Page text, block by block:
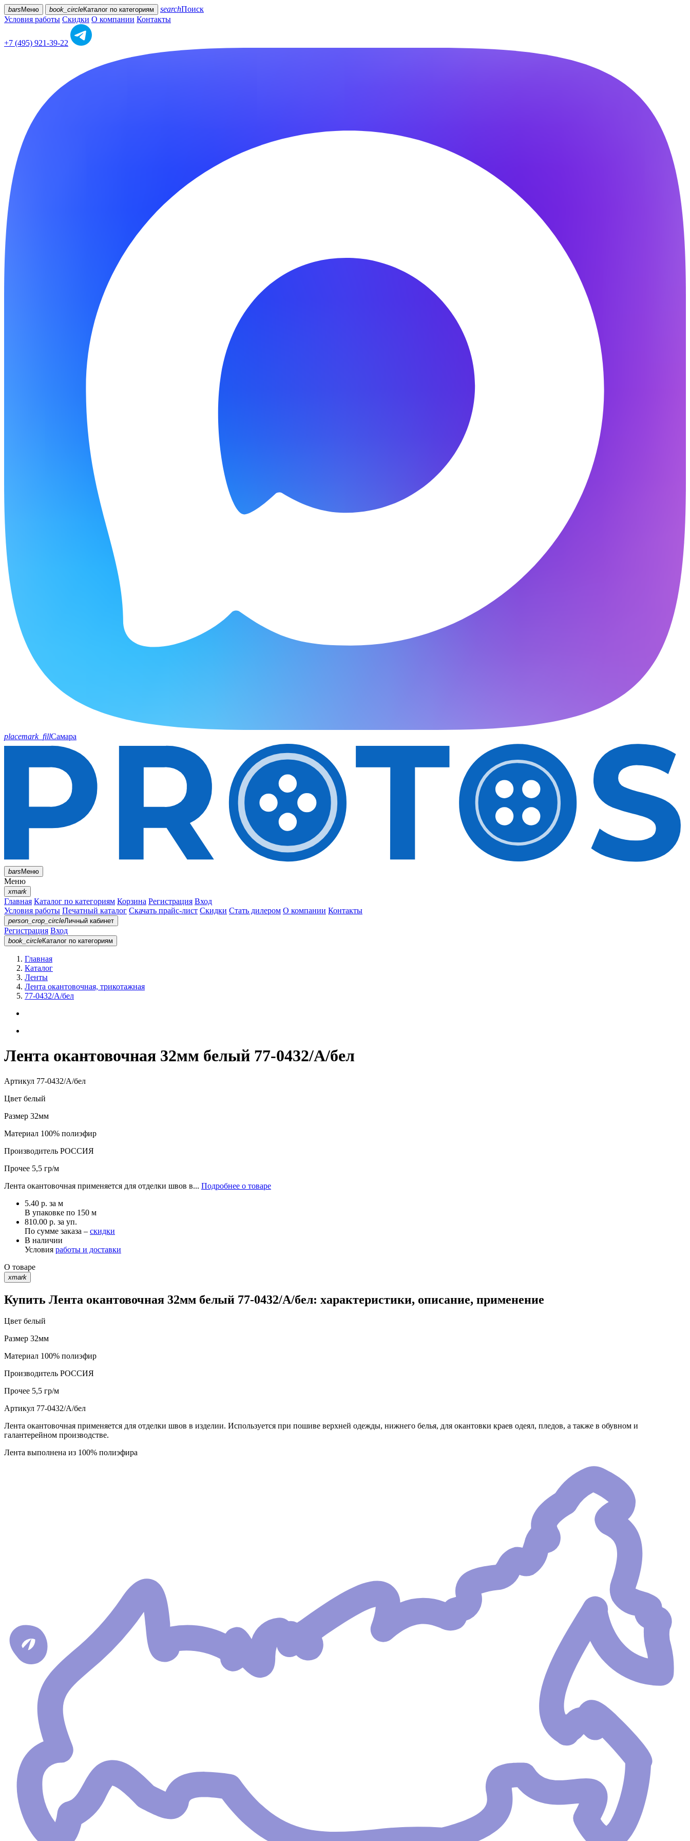
bars Меню book_circleКаталог по категориям searchПоиск
Условия работы Скидки О компании Контакты
+7 (495) 921-39-22
placemark_fillСамара
barsМеню
Меню
xmark
Главная Каталог по категориям Корзина Регистрация Вход
Условия работы Печатный каталог Скачать прайс-лист Скидки Стать дилером О компании Контакты
person_crop_circleЛичный кабинет
Регистрация Вход
book_circleКаталог по категориям
Главная
Каталог
Ленты
Лента окантовочная, трикотажная
77-0432/А/бел
Лента окантовочная 32мм белый 77-0432/А/бел
Артикул 77-0432/А/бел
Цвет белый
Размер 32мм
Материал 100% полиэфир
Производитель РОССИЯ
Прочее 5,5 гр/м
Лента окантовочная применяется для отделки швов в... Подробнее о товаре
5.40 р. за м
В упаковке по 150 м
810.00 р. за уп.
По сумме заказа – скидки
В наличии
Условия работы и доставки
О товаре
xmark
Купить Лента окантовочная 32мм белый 77-0432/А/бел: характеристики, описание, применение
Цвет белый
Размер 32мм
Материал 100% полиэфир
Производитель РОССИЯ
Прочее 5,5 гр/м
Артикул 77-0432/А/бел
Лента окантовочная применяется для отделки швов в изделии. Используется при пошиве верхней одежды, нижнего белья, для окантовки краев одеял, пледов, а также в обувном и
галантерейном производстве.
Лента выполнена из 100% полиэфира